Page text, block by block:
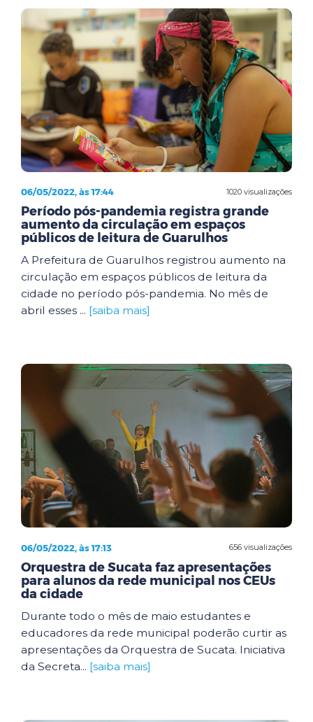
1020 visualizações
06/05/2022, às 17:44
Período pós-pandemia registra grande
aumento da circulação em espaços
públicos de leitura de Guarulhos
A Prefeitura de Guarulhos registrou aumento na
circulação em espaços públicos de leitura da
cidade no período pós-pandemia. No mês de
abril esses ... [saiba mais]
656 visualizações
06/05/2022, às 17:13
Orquestra de Sucata faz apresentações
para alunos da rede municipal nos CEUs
da cidade
Durante todo o mês de maio estudantes e
educadores da rede municipal poderão curtir as
apresentações da Orquestra de Sucata. Iniciativa
da Secreta... [saiba mais]